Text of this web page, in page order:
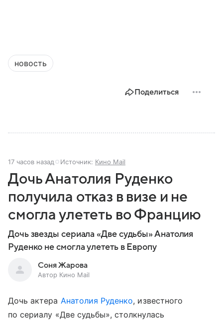
новость
Поделиться
17 часов назад Источник: Кино Mail
Дочь Анатолия Руденко
получила отказ в визе и не
смогла улететь во Францию
Дочь звезды сериала «Две судьбы» Анатолия
Руденко не смогла улететь в Европу
Соня Жарова
Автор Кино Mail
Дочь актера Анатолия Руденко, известного
по сериалу «Две судьбы», столкнулась